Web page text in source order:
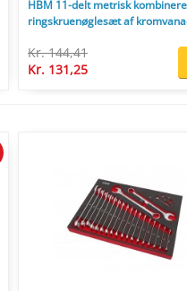
HBM 11-delt metrisk
ringskruenøglesæt af
Kr. 144,41
Kr. 131,25